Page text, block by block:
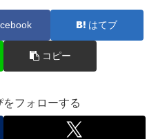
はてブ
コピー
フォローする